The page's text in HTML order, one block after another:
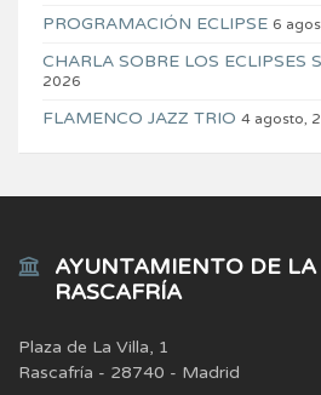
PROGRAMACIÓN ECLIPSE 6
CHARLA SOBRE LOS ECLIPSES
2026
FLAMENCO JAZZ TRIO 4 agosto,
AYUNTAMIENTO DE
RASCAFRÍA
Plaza de La Villa, 1
Rascafría - 28740 - Madrid